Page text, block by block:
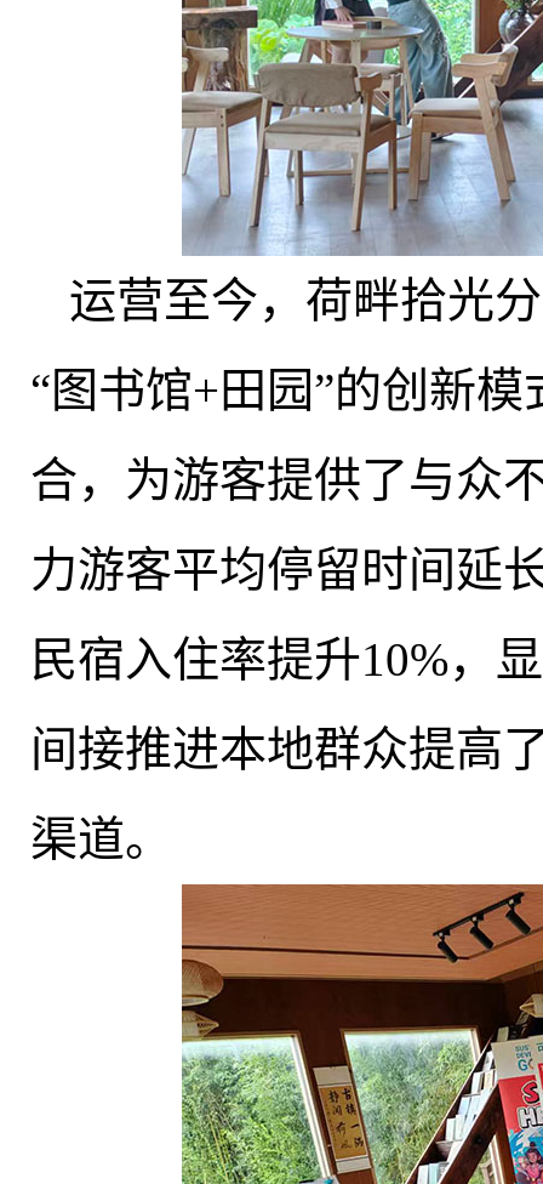
运营至今， 荷畔拾光
“图书馆+田园”的创新
合， 为游客提供了与众
力游客平均停留时间延
民宿入住率提升10%，
间接推进本地群众提高
渠道。